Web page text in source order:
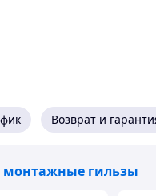
Марка AISI 316" на сайте
+7-701-949-34-04 / 8-
Возврат и
монтажные гильзы